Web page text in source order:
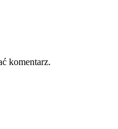
komentarz.